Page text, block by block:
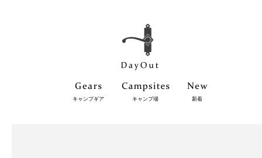
キャンプギア キャンプ場 新着